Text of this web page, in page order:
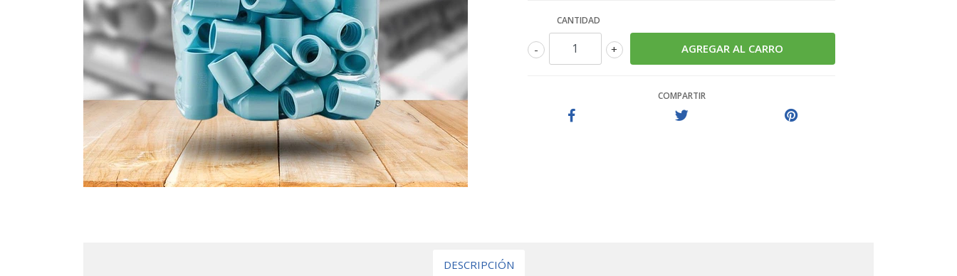
CANTIDAD
+
-
COMPARTIR
DESCRIPCIÓN